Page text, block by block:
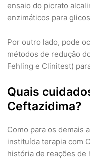
ensaio do picrato
enzimáticos para
Por outro lado, pode
métodos de redução
Fehling e Clinitest)
Quais
Ceftazidima?
Como para os demais
instituída terapia com
história de reações de